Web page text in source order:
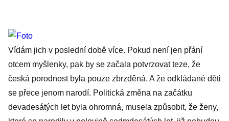
Vídám jich v poslední době více. Pokud není jen přání
otcem myšlenky, pak by se začala potvrzovat teze, že
česká porodnost byla pouze zbrzděná. A že odkládané děti
se přece jenom narodí. Politická změna na začátku
devadesátých let byla ohromná, musela způsobit, že ženy,